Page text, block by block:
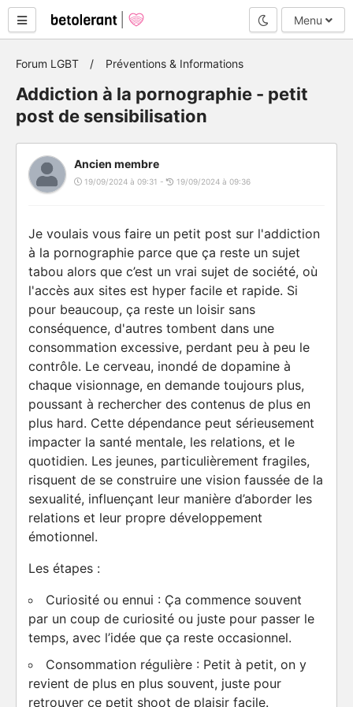
Mode nuit
Menu
Forum LGBT Préventions & Informations
Addiction à la pornographie - petit
post de sensibilisation
Ancien membre
19/09/2024 à 09:31 - 19/09/2024 à 09:36
Je voulais vous faire un petit post sur l'addiction
à la pornographie parce que ça reste un sujet
tabou alors que c’est un vrai sujet de société, où
l'accès aux sites est hyper facile et rapide. Si
pour beaucoup, ça reste un loisir sans
conséquence, d'autres tombent dans une
consommation excessive, perdant peu à peu le
contrôle. Le cerveau, inondé de dopamine à
chaque visionnage, en demande toujours plus,
poussant à rechercher des contenus de plus en
plus hard. Cette dépendance peut sérieusement
impacter la santé mentale, les relations, et le
quotidien. Les jeunes, particulièrement fragiles,
risquent de se construire une vision faussée de la
sexualité, influençant leur manière d’aborder les
relations et leur propre développement
émotionnel.
Les étapes :
Curiosité ou ennui : Ça commence souvent
par un coup de curiosité ou juste pour passer le
temps, avec l’idée que ça reste occasionnel.
Consommation régulière : Petit à petit, on y
revient de plus en plus souvent, juste pour
retrouver ce petit shoot de plaisir facile.